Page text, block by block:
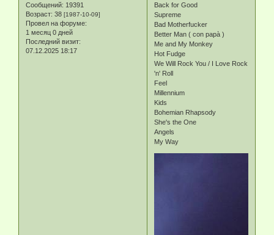
Сообщений: 19391
Возраст: 38 [1987-10-09]
Провел на форуме:
1 месяц 0 дней
Последний визит:
07.12.2025 18:17
Back for Good
Supreme
Bad Motherfucker
Better Man ( con papà )
Me and My Monkey
Hot Fudge
We Will Rock You / I Love Rock
'n' Roll
Feel
Millennium
Kids
Bohemian Rhapsody
She's the One
Angels
My Way